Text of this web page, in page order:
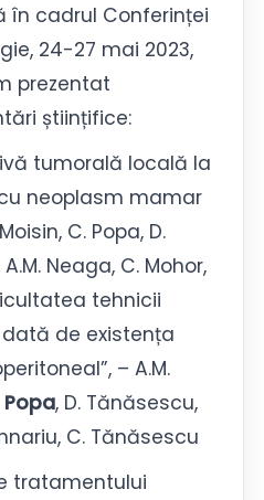
în cadrul Conferinței
24-27 mai 2023,
prezentat
științifice:
tumorală locală la
neoplasm mamar
C. Popa, D.
Neaga, C. Mohor,
tehnicii
de existența
– A.M.
Popa, D. Tănăsescu,
C. Tănăsescu
tratamentului